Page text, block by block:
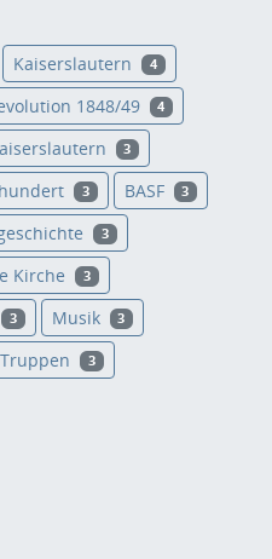
Kaiserslautern 4
1848/49 4
3
3 BASF 3
3
Kirche 3
3 Musik 3
3